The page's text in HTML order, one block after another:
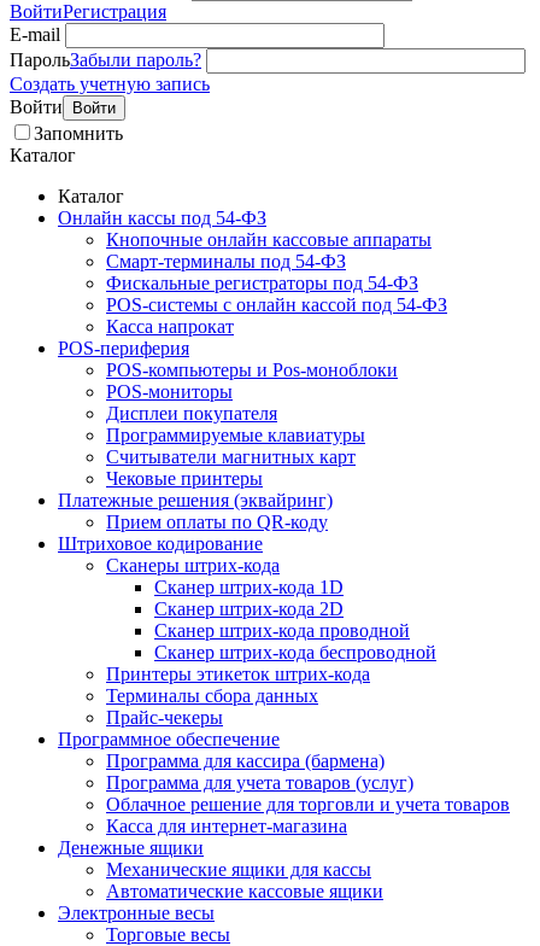
ВойтиРегистрация
E-mail
ПарольЗабыли пароль?
Создать учетную запись
Войти
Войти
Запомнить
Каталог
Каталог
Онлайн кассы под 54-ФЗ
Кнопочные онлайн кассовые аппараты
Смарт-терминалы под 54-ФЗ
Фискальные регистраторы под 54-ФЗ
POS-системы с онлайн кассой под 54-ФЗ
Касса напрокат
POS-периферия
POS-компьютеры и Pos-моноблоки
POS-мониторы
Дисплеи покупателя
Программируемые клавиатуры
Считыватели магнитных карт
Чековые принтеры
Платежные решения (эквайринг)
Прием оплаты по QR-коду
Штриховое кодирование
Сканеры штрих-кода
Сканер штрих-кода 1D
Сканер штрих-кода 2D
Сканер штрих-кода проводной
Сканер штрих-кода беспроводной
Принтеры этикеток штрих-кода
Терминалы сбора данных
Прайс-чекеры
Программное обеспечение
Программа для кассира (бармена)
Программа для учета товаров (услуг)
Облачное решение для торговли и учета товаров
Касса для интернет-магазина
Денежные ящики
Механические ящики для кассы
Автоматические кассовые ящики
Электронные весы
Торговые весы